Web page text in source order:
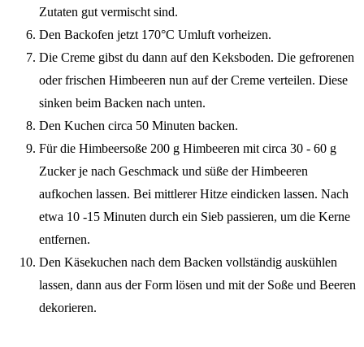
Zutaten gut vermischt sind.
Den Backofen jetzt 170°C Umluft vorheizen.
Die Creme gibst du dann auf den Keksboden. Die gefrorenen
oder frischen Himbeeren nun auf der Creme verteilen. Diese
sinken beim Backen nach unten.
Den Kuchen circa 50 Minuten backen.
Für die Himbeersoße 200 g Himbeeren mit circa 30 - 60 g
Zucker je nach Geschmack und süße der Himbeeren
aufkochen lassen. Bei mittlerer Hitze eindicken lassen. Nach
etwa 10 -15 Minuten durch ein Sieb passieren, um die Kerne
entfernen.
Den Käsekuchen nach dem Backen vollständig auskühlen
lassen, dann aus der Form lösen und mit der Soße und Beeren
dekorieren.